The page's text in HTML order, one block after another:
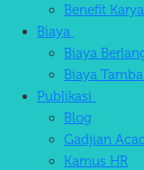
Benefit
Biaya
Biaya
Biaya
Publikasi
Blog
Gadjian
Kamus HR
Aplikasi
Penggajian
Kini
Coba Gadjian GRATIS!
Berhasil